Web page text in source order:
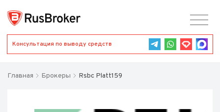
Консультация по выводу средств
Главная Брокеры Rsbc Platt159